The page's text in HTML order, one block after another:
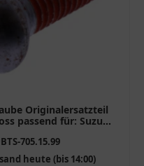
Originalersatzteil
passend für: Suzuki
BTS-705.15.99
heute (bis 14:00)